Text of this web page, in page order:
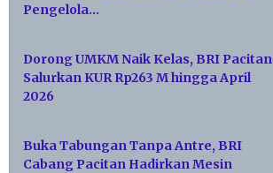
Pengelola…
Dorong UMKM Naik Kelas, BRI Pacitan
Salurkan KUR Rp263 M hingga April
2026
Buka Tabungan Tanpa Antre, BRI
Cabang Pacitan Hadirkan Mesin